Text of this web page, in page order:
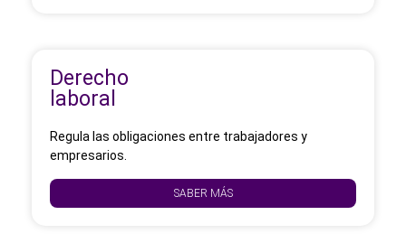
Derecho
laboral
Regula las obligaciones entre trabajadores y
empresarios.
SABER MÁS